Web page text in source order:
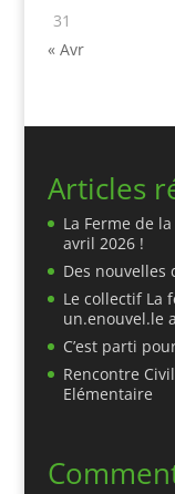
31
« Avr
Articles
La Ferme de
avril 2026 !
Des nouvelles
Le collectif La
un.enouvel.le
C’est parti
Rencontre
Elémentaire